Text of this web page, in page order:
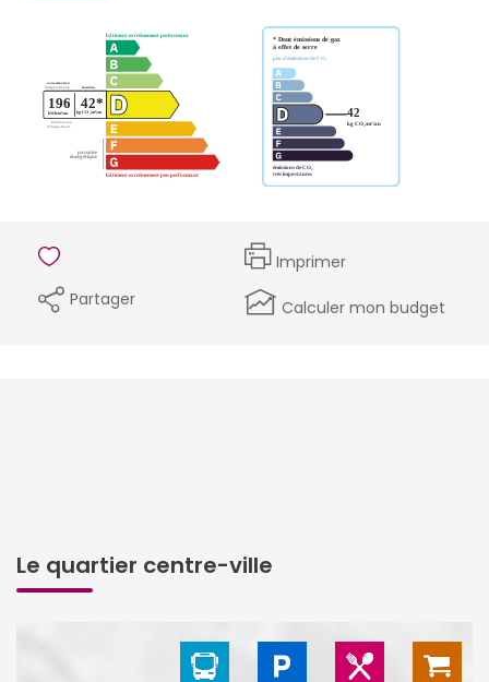
Imprimer
Partager
Calculer mon budget
Le quartier centre-ville